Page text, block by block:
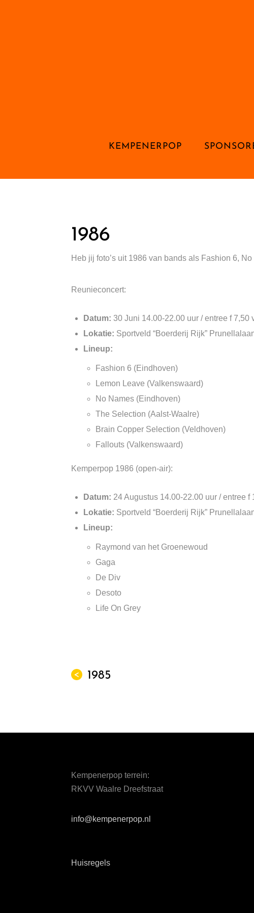
KEMPENERPOP
1986
Heb jij foto’s uit 1986 van bands als Fashion 6,
Reunieconcert:
Datum: 30 Juni 14.00-22.00 uur / entree f 7,50
Lokatie: Sportveld “Boerderij Rijk”
Lineup:
Fashion 6 (Eindhoven)
Lemon Leave (Valkenswaard)
No Names (Eindhoven)
The Selection (Aalst-Waalre)
Brain Copper Selection (Veldhoven)
Fallouts (Valkenswaard)
Kemperpop 1986 (open-air):
Datum: 24 Augustus 14.00-22.00 uur / entree f
Lokatie: Sportveld “Boerderij Rijk”
Lineup:
Raymond van het Groenewoud
Gaga
De Div
Desoto
Life On Grey
< 1985
Kempenerpop terrein:
RKVV Waalre Dreefstraat
info@kempenerpop.nl
Huisregels